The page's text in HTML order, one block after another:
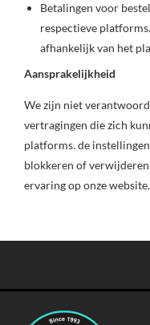
Betalingen voor
respectieve
afhankelijk van het
Aansprakelijkheid
We zijn niet
vertragingen die zich
platforms. de
blokkeren of
ervaring op onze website.